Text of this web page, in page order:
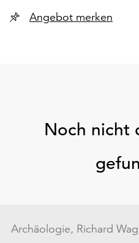
Angebot merken
Noch nicht